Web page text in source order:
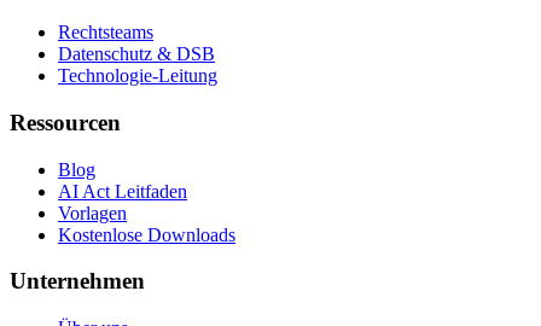
Rechtsteams
Datenschutz & DSB
Technologie-Leitung
Ressourcen
Blog
AI Act Leitfaden
Vorlagen
Kostenlose Downloads
Unternehmen